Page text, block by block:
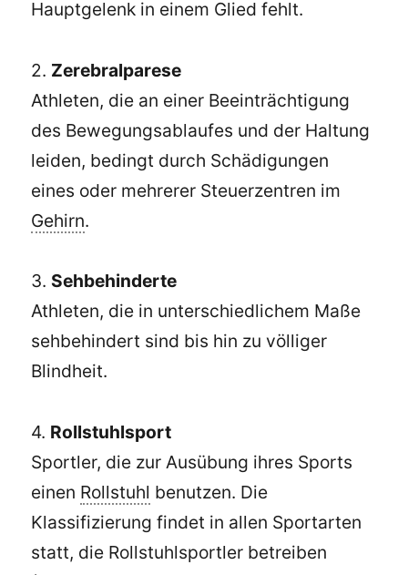
Hauptgelenk in einem Glied fehlt.
2. Zerebralparese
Athleten, die an einer Beeinträchtigung
des Bewegungsablaufes und der Haltung
leiden, bedingt durch Schädigungen
eines oder mehrerer Steuerzentren im
Gehirn.
3. Sehbehinderte
Athleten, die in unterschiedlichem Maße
sehbehindert sind bis hin zu völliger
Blindheit.
4. Rollstuhlsport
Sportler, die zur Ausübung ihres Sports
einen Rollstuhl benutzen. Die
Klassifizierung findet in allen Sportarten
statt, die Rollstuhlsportler betreiben